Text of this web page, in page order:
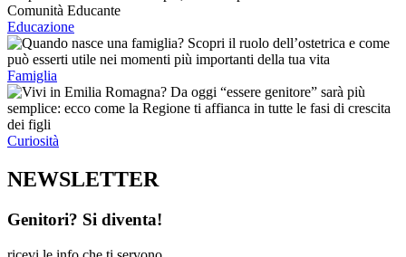
Educazione
Famiglia
Curiosità
NEWSLETTER
Genitori? Si diventa!